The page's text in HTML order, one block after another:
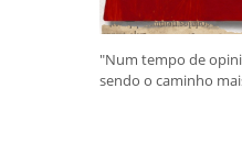
"Num tempo de
sendo o caminho